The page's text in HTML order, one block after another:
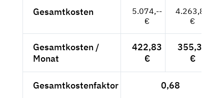
Gesamtkosten
5.074,--
€
4.263,87
€
Gesamtkosten /
Monat
422,83
€
355,32
€
Gesamtkostenfaktor 0,68